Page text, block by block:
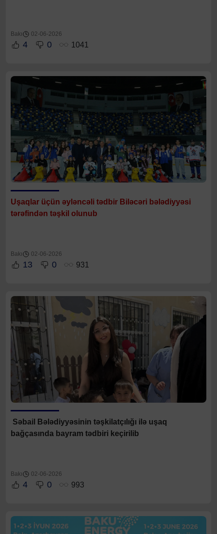
Bakı 02-06-2026
4 0 1041
Uşaqlar üçün əyləncəli tədbir Biləcəri bələdiyyəsi
tərəfindən təşkil olunub
Bakı 02-06-2026
13 0 931
Səbail Bələdiyyəsinin təşkilatçılığı ilə uşaq
bağçasında bayram tədbiri keçirilib
Bakı 02-06-2026
4 0 993